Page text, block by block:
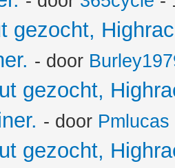
gezocht,
- door
gezocht,
- door Pmlucas
gezocht,